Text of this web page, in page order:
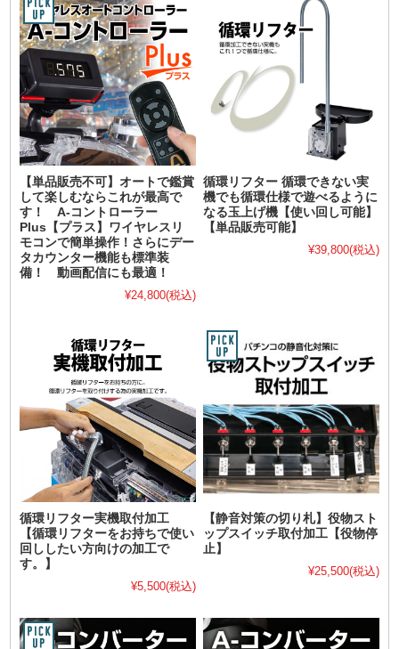
【単品販売不可】オートで鑑賞
して楽しむならこれが最高で
す！ A-コントローラー
Plus【プラス】ワイヤレスリ
モコンで簡単操作！さらにデー
タカウンター機能も標準装
備！ 動画配信にも最適！
¥24,800(税込)
循環リフター 循環できない実
機でも循環仕様で遊べるように
なる玉上げ機【使い回し可能】
【単品販売可能】
¥39,800(税込)
循環リフター実機取付加工
【循環リフターをお持ちで使い
回ししたい方向けの加工で
す。】
¥5,500(税込)
【静音対策の切り札】役物スト
ップスイッチ取付加工【役物停
止】
¥25,500(税込)